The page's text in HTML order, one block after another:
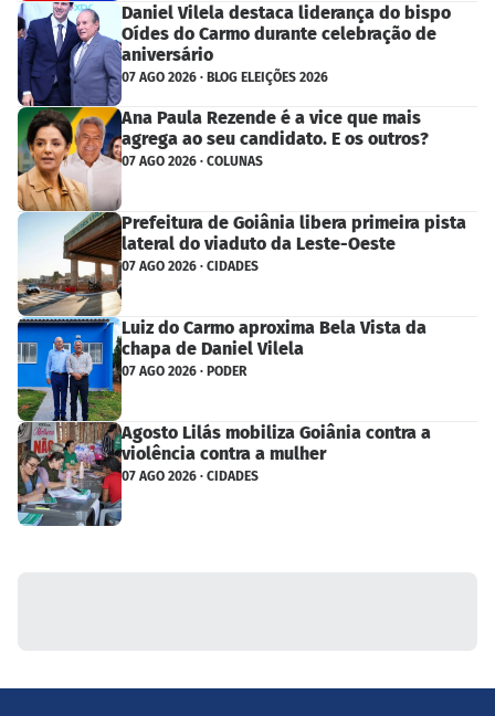
Daniel Vilela destaca liderança do bispo
Oídes do Carmo durante celebração de
aniversário
07 AGO 2026 · BLOG ELEIÇÕES 2026
Ana Paula Rezende é a vice que mais
agrega ao seu candidato. E os outros?
07 AGO 2026 · COLUNAS
Prefeitura de Goiânia libera primeira pista
lateral do viaduto da Leste-Oeste
07 AGO 2026 · CIDADES
Luiz do Carmo aproxima Bela Vista da
chapa de Daniel Vilela
07 AGO 2026 · PODER
Agosto Lilás mobiliza Goiânia contra a
violência contra a mulher
07 AGO 2026 · CIDADES